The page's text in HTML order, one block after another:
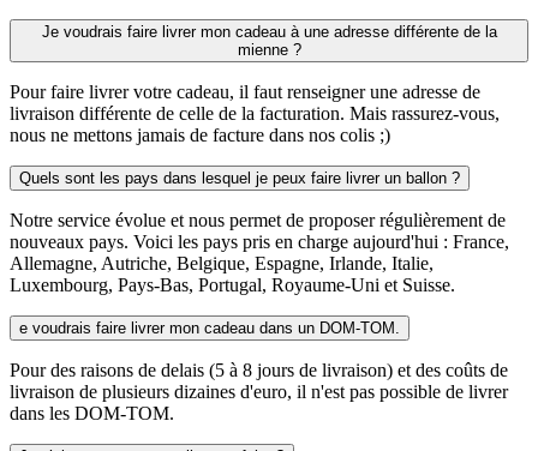
Je voudrais faire livrer mon cadeau à une adresse différente de la
mienne ?
Pour faire livrer votre cadeau, il faut renseigner une adresse de
livraison différente de celle de la facturation. Mais rassurez-vous,
nous ne mettons jamais de facture dans nos colis ;)
Quels sont les pays dans lesquel je peux faire livrer un ballon ?
Notre service évolue et nous permet de proposer régulièrement de
nouveaux pays. Voici les pays pris en charge aujourd'hui : France,
Allemagne, Autriche, Belgique, Espagne, Irlande, Italie,
Luxembourg, Pays-Bas, Portugal, Royaume-Uni et Suisse.
e voudrais faire livrer mon cadeau dans un DOM-TOM.
Pour des raisons de delais (5 à 8 jours de livraison) et des coûts de
livraison de plusieurs dizaines d'euro, il n'est pas possible de livrer
dans les DOM-TOM.